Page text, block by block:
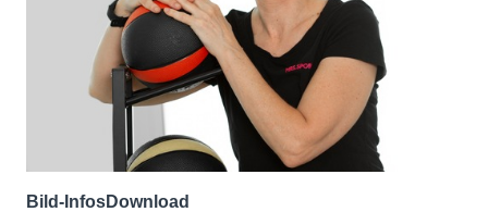
Bild-InfosDownload